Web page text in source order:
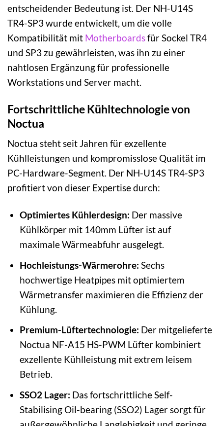
entscheidender Bedeutung ist. Der NH-U14S
TR4-SP3 wurde entwickelt, um die volle
Kompatibilität mit Motherboardsfür Sockel TR4
und SP3 zu gewährleisten, was ihn zu einer
nahtlosen Ergänzung für professionelle
Workstations und Server macht.
Fortschrittliche Kühltechnologie von
Noctua
Noctua steht seit Jahren für exzellente
Kühlleistungen und kompromisslose Qualität im
PC-Hardware-Segment. Der NH-U14S TR4-SP3
profitiert von dieser Expertise durch:
Optimiertes Kühlerdesign: Der massive
Kühlkörper mit 140mm Lüfter ist auf
maximale Wärmeabfuhr ausgelegt.
Hochleistungs-Wärmerohre: Sechs
hochwertige Heatpipes mit optimiertem
Wärmetransfer maximieren die Effizienz der
Kühlung.
Premium-Lüftertechnologie: Der mitgelieferte
Noctua NF-A15 HS-PWM Lüfter kombiniert
exzellente Kühlleistung mit extrem leisem
Betrieb.
SSO2 Lager: Das fortschrittliche Self-
Stabilising Oil-bearing (SSO2) Lager sorgt für